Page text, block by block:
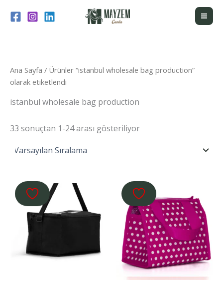
atla
Ana Sayfa / Ürünler “istanbul wholesale bag production”
olarak etiketlendi
istanbul wholesale bag production
33 sonuçtan 1-24 arası gösteriliyor